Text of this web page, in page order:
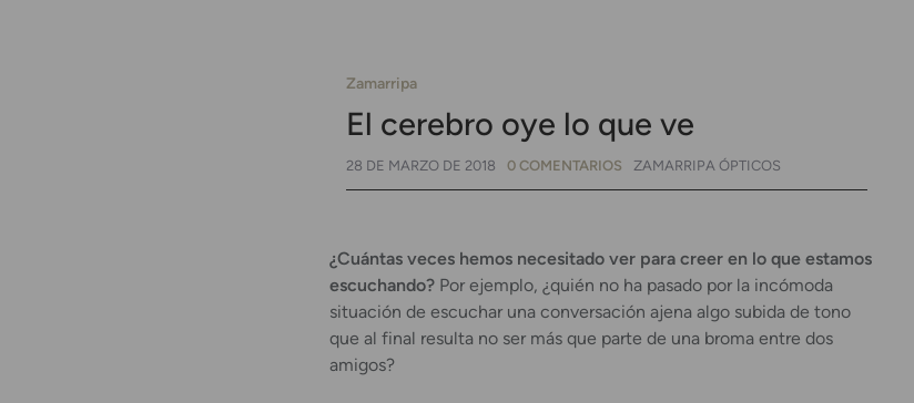
Zamarripa
El cerebro oye lo que ve
28 DE MARZO DE 2018 0 COMENTARIOS ZAMARRIPA ÓPTICOS
¿Cuántas veces hemos necesitado ver para creer en lo que estamos
escuchando? Por ejemplo, ¿quién no ha pasado por la incómoda
situación de escuchar una conversación ajena algo subida de tono
que al final resulta no ser más que parte de una broma entre dos
amigos?